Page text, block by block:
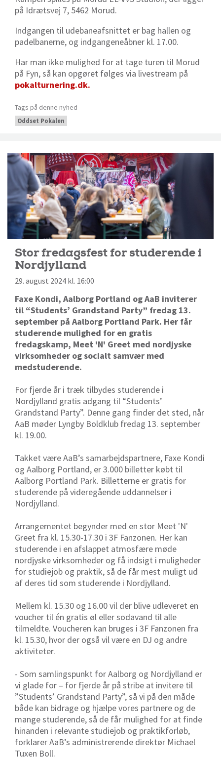
på Idrætsvej 7, 5462 Morud.
Indgangen til udebaneafsnittet er bag hallen og
padelbanerne, og indgangeneåbner kl. 17.00.
Har man ikke mulighed for at tage turen til Morud
på Fyn, så kan opgøret følges via livestream på
pokalturnering.dk.
Tags på denne nyhed
Oddset Pokalen
Stor fredagsfest for studerende i
Nordjylland
29. august 2024 kl. 16:00
Faxe Kondi, Aalborg Portland og AaB inviterer
til “Students’ Grandstand Party” fredag 13.
september på Aalborg Portland Park. Her får
studerende mulighed for en gratis
fredagskamp, Meet 'N' Greet med nordjyske
virksomheder og socialt samvær med
medstuderende.
For fjerde år i træk tilbydes studerende i
Nordjylland gratis adgang til “Students’
Grandstand Party”. Denne gang finder det sted, når
AaB møder Lyngby Boldklub fredag 13. september
kl. 19.00.
Takket være AaB’s samarbejdspartnere, Faxe Kondi
og Aalborg Portland, er 3.000 billetter købt til
Aalborg Portland Park. Billetterne er gratis for
studerende på videregående uddannelser i
Nordjylland.
Arrangementet begynder med en stor Meet 'N'
Greet fra kl. 15.30-17.30 i 3F Fanzonen. Her kan
studerende i en afslappet atmosfære møde
nordjyske virksomheder og få indsigt i muligheder
for studiejob og praktik, så de får mest muligt ud
af deres tid som studerende i Nordjylland.
Mellem kl. 15.30 og 16.00 vil der blive udleveret en
voucher til én gratis øl eller sodavand til alle
tilmeldte. Voucheren kan bruges i 3F Fanzonen fra
kl. 15.30, hvor der også vil være en DJ og andre
aktiviteter.
- Som samlingspunkt for Aalborg og Nordjylland er
vi glade for – for fjerde år på stribe at invitere til
”Students’ Grandstand Party”, så vi på den måde
både kan bidrage og hjælpe vores partnere og de
mange studerende, så de får mulighed for at finde
hinanden i relevante studiejob og praktikforløb,
forklarer AaB’s administrerende direktør Michael
Tuxen Boll.